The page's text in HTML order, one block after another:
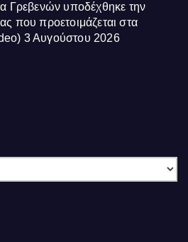
Γρεβενών υποδέχθηκε την
που προετοιμάζεται στα
3 Αυγούστου 2026